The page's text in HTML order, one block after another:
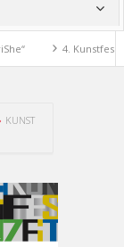
4. Kunstfest
KUNST